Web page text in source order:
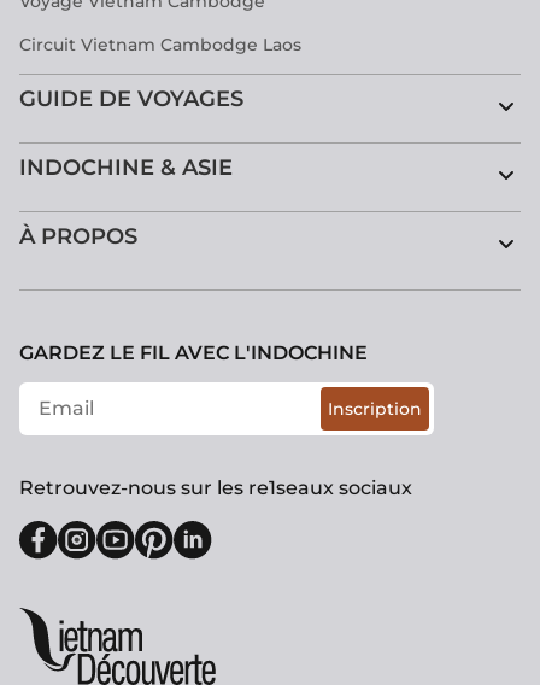
Circuit Vietnam Cambodge Laos
GUIDE DE VOYAGES
INDOCHINE & ASIE
À PROPOS
GARDEZ LE FIL AVEC L'INDOCHINE
Inscription
Retrouvez-nous sur les re1seaux sociaux